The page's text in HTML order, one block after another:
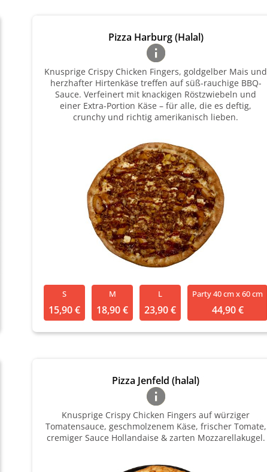
Pizza Harburg (Halal)
Knusprige Crispy Chicken Fingers, goldgelber Mais und
herzhafter Hirtenkäse treffen auf süß-rauchige BBQ-
Sauce. Verfeinert mit knackigen Röstzwiebeln und
einer Extra-Portion Käse – für alle, die es deftig,
crunchy und richtig amerikanisch lieben.
S
15,90 €
M
18,90 €
L
23,90 €
Party 40 cm x 60 cm
44,90 €
Pizza Jenfeld (halal)
Knusprige Crispy Chicken Fingers auf würziger
Tomatensauce, geschmolzenem Käse, frischer Tomate,
cremiger Sauce Hollandaise & zarten Mozzarellakugel.